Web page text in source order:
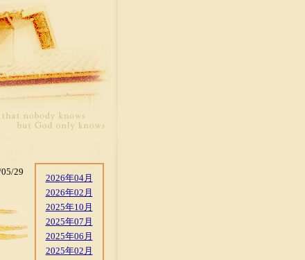
2026年04月
2026年02月
2025年10月
2025年07月
2025年06月
2025年02月
29